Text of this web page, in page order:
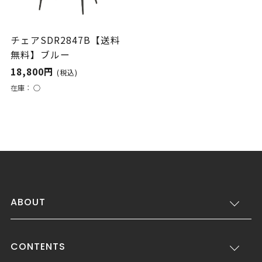
チェアSDR2847B【送料
無料】ブルー
18,800円 (税込)
在庫： ○
ABOUT
CONTENTS